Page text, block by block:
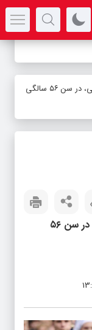
هنرمند فرانسوی-ایرانی، مرجان ساتراپی، در سن ۵۶ سالگی
هنرمند فرانسوی-ایرانی، مرجان ساتراپی، در سن ۵۶